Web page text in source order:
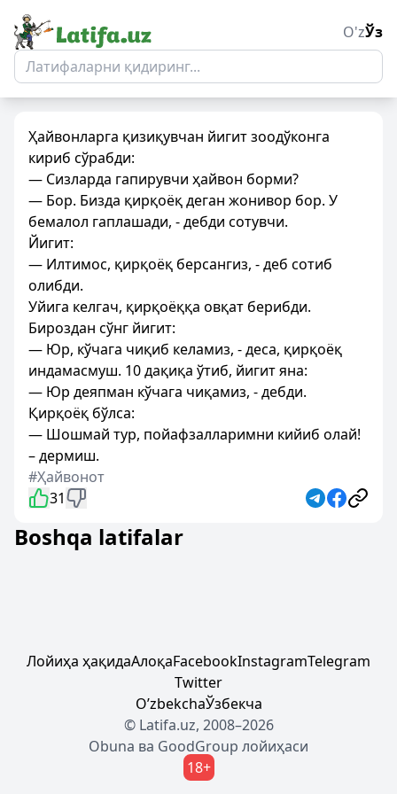
O'zЎз
Ҳайвонларга қизиқувчан йигит зоодўконга
кириб сўрабди:
— Сизларда гапирувчи ҳайвон борми?
— Бор. Бизда қирқоёқ деган жонивор бор. У
бемалол гаплашади, - дебди сотувчи.
Йигит:
— Илтимос, қирқоёқ берсангиз, - деб сотиб
олибди.
Уйига келгач, қирқоёққа овқат берибди.
Бироздан сўнг йигит:
— Юр, кўчага чиқиб келамиз, - деса, қирқоёқ
индамасмуш. 10 дақиқа ўтиб, йигит яна:
— Юр деяпман кўчага чиқамиз, - дебди.
Қирқоёқ бўлса:
— Шошмай тур, пойафзалларимни кийиб олай!
– дермиш.
#Ҳайвонот
31
Boshqa latifalar
Лойиҳа ҳақидаАлоқаFacebookInstagramTelegram
Twitter
OʼzbekchaЎзбекча
© Latifa.uz, 2008–2026
Obuna ва GoodGroup лойиҳаси
18+